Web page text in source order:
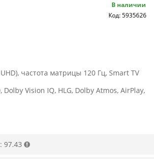
В наличии
Код: 5935626
частота матрицы 120 Гц, Smart TV
Dolby Vision IQ, HLG, Dolby Atmos, AirPlay,
97.43